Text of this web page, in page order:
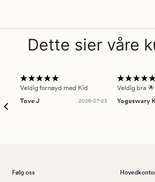
Dette sier våre
Veldig fornøyd med Kid
Tove J
2026-07-23
Veldig bra
Yogeswary
Følg oss